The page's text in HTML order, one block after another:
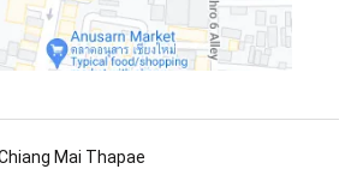
Mai Thapae